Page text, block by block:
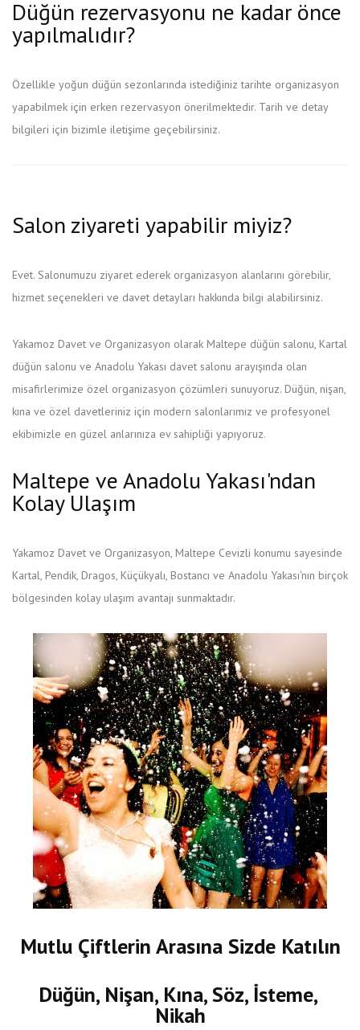
Düğün rezervasyonu ne kadar önce
yapılmalıdır?
Özellikle yoğun düğün sezonlarında istediğiniz tarihte organizasyon
yapabilmek için erken rezervasyon önerilmektedir. Tarih ve detay
bilgileri için bizimle iletişime geçebilirsiniz.
Salon ziyareti yapabilir miyiz?
Evet. Salonumuzu ziyaret ederek organizasyon alanlarını görebilir,
hizmet seçenekleri ve davet detayları hakkında bilgi alabilirsiniz.
Yakamoz Davet ve Organizasyon olarak Maltepe düğün salonu, Kartal
düğün salonu ve Anadolu Yakası davet salonu arayışında olan
misafirlerimize özel organizasyon çözümleri sunuyoruz. Düğün, nişan,
kına ve özel davetleriniz için modern salonlarımız ve profesyonel
ekibimizle en güzel anlarınıza ev sahipliği yapıyoruz.
Maltepe ve Anadolu Yakası'ndan
Kolay Ulaşım
Yakamoz Davet ve Organizasyon, Maltepe Cevizli konumu sayesinde
Kartal, Pendik, Dragos, Küçükyalı, Bostancı ve Anadolu Yakası'nın birçok
bölgesinden kolay ulaşım avantajı sunmaktadır.
Mutlu Çiftlerin Arasına Sizde Katılın
Düğün, Nişan, Kına, Söz, İsteme,
Nikah